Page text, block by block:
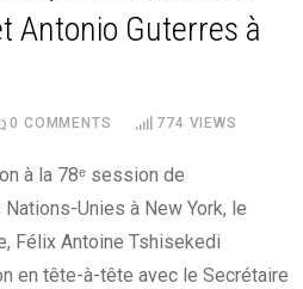
Antonio Guterres à
0 COMMENTS 774 VIEWS
à la 78ᵉ session de
Unies à New York, le
Félix Antoine Tshisekedi
en tête-à-tête avec le Secrétaire